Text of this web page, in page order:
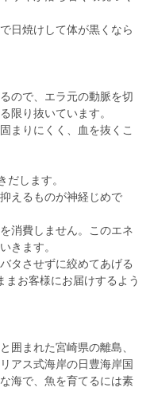
日焼けして体が黒くなら
ので、エラ元の動脈を切
限り抜いています。
まりにくく、血を抜くこ
します。
えるものが神経じめで
消費しません。このエネ
きます。
タさせずに絞めてあげる
まお客様にお届けするよう
囲まれた宮崎県の離島、
アス式海岸の日豊海岸国
海で、魚を育てるには素